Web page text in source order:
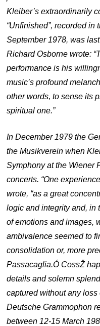
Kleiber’s extraordinarily
“Unfinished”, recorded in
September 1978, was
Richard Osborne wrote:
performance is his
music’s profound
other words, to sense its
spiritual one.”
In December 1979 the
the Musikverein when
Symphony at the Wiener
concerts. “One
wrote, “as a great
logic and integrity and, in
of emotions and images,
ambivalence seemed to
consolidation or, more
Passacaglia.Ó CossŽ
details and solemn
captured without any
Deutsche Grammophon
between 12-15 March